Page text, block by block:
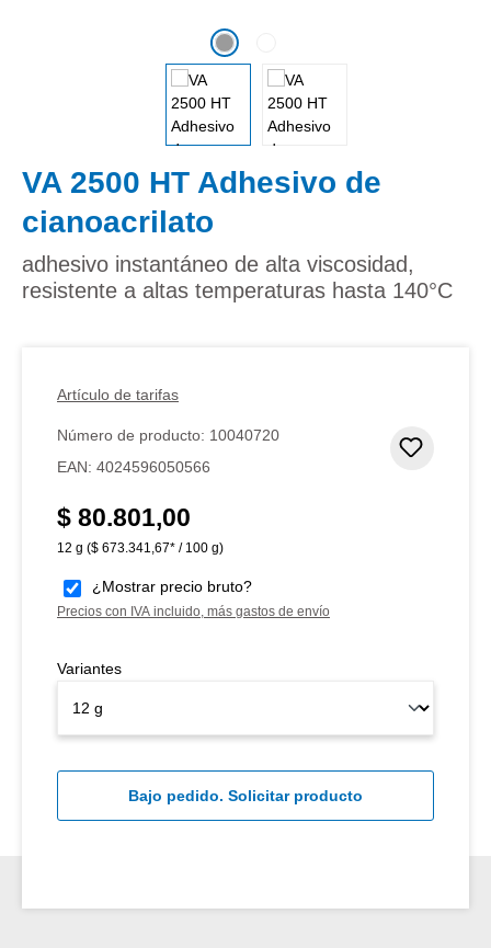
VA 2500 HT Adhesivo de
cianoacrilato
adhesivo instantáneo de alta viscosidad,
resistente a altas temperaturas hasta 140°C
Artículo de tarifas
Número de producto: 10040720
EAN: 4024596050566
Precio normal:
$ 80.801,00
12 g ($ 673.341,67* / 100 g)
¿Mostrar precio bruto?
Precios con IVA incluido, más gastos de envío
Variantes
Bajo pedido. Solicitar producto